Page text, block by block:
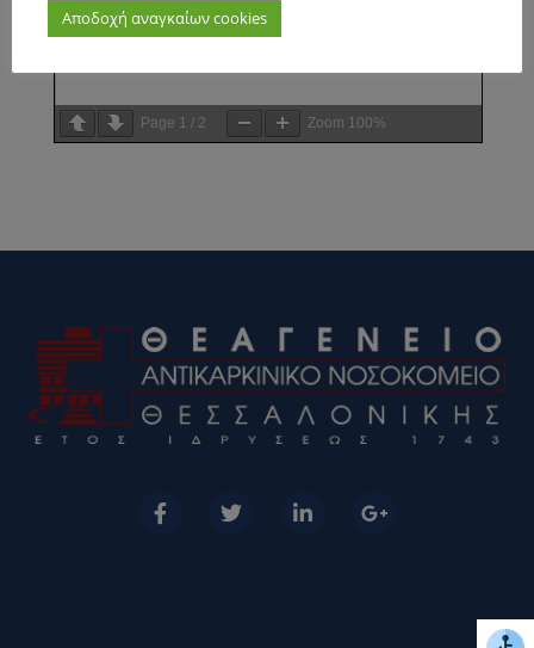
Page 1 / 2 Zoom 100%
Αποδοχή αναγκαίων cookies